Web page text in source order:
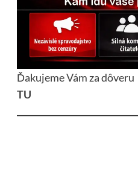
Ďakujeme Vám za dôveru
TU